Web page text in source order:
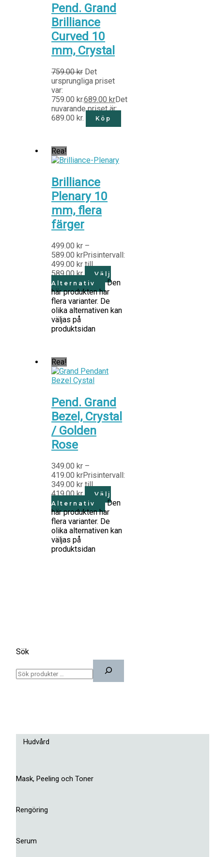
Sök
Hudvård
Mask, Peeling och Toner
Rengöring
Serum
Pend. Grand
Brilliance
Curved 10
mm, Crystal
759.00kr Det
ursprungliga priset
var:
759.00 kr.689.00krDet
nuvarande priset är:
689.00 kr.
Köp
Rea!
Brilliance
Plenary 10
mm, flera
färger
499.00 kr –
589.00 krPrisintervall:
499.00 kr till
589.00 kr
Välj
Alternativ
Den
här produkten har
flera varianter. De
olika alternativen kan
väljas på
produktsidan
Rea!
Pend. Grand
Bezel, Crystal
/ Golden
Rose
349.00 kr –
419.00 krPrisintervall:
349.00 kr till
419.00 kr
Välj
Alternativ
Den
här produkten har
flera varianter. De
olika alternativen kan
väljas på
produktsidan